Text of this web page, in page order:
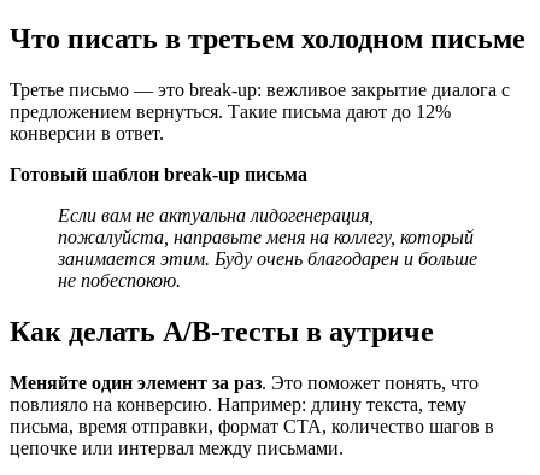
Что писать в третьем холодном письме
Третье письмо — это break-up: вежливое закрытие диалога с
предложением вернуться. Такие письма дают до 12%
конверсии в ответ.
Готовый шаблон break-up письма
Если вам не актуальна лидогенерация,
пожалуйста, направьте меня на коллегу, который
занимается этим. Буду очень благодарен и больше
не побеспокою.
Как делать A/B-тесты в аутриче
Меняйте один элемент за раз. Это поможет понять, что
повлияло на конверсию. Например: длину текста, тему
письма, время отправки, формат CTA, количество шагов в
цепочке или интервал между письмами.